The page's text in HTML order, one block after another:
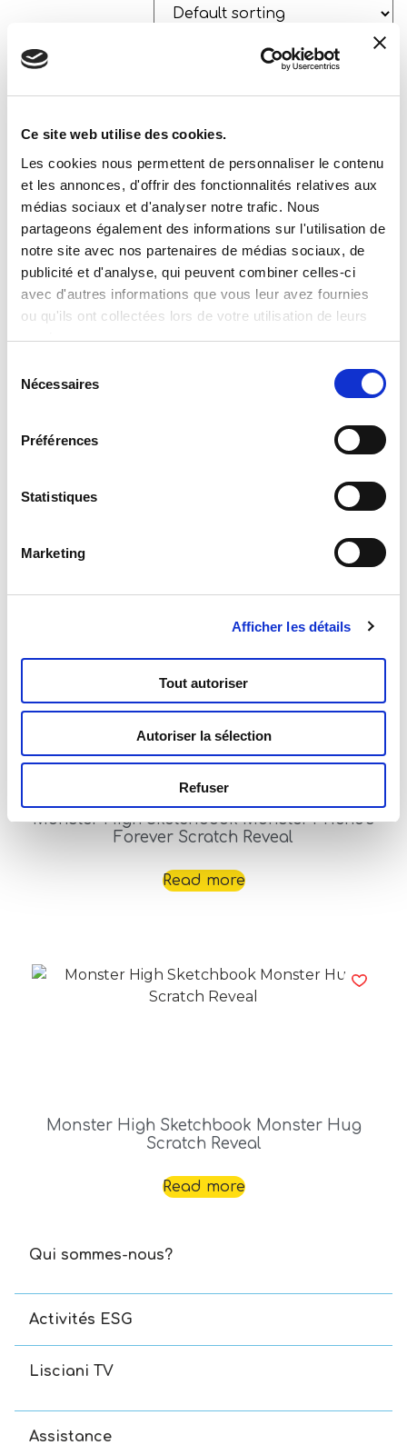
Ce site web utilise des cookies.
Les cookies nous permettent de personnaliser le contenu
et les annonces, d'offrir des fonctionnalités relatives aux
médias sociaux et d'analyser notre trafic. Nous
partageons également des informations sur l'utilisation de
notre site avec nos partenaires de médias sociaux, de
publicité et d'analyse, qui peuvent combiner celles-ci
avec d'autres informations que vous leur avez fournies
ou qu'ils ont collectées lors de votre utilisation de leurs
services.
Nécessaires
Préférences
Statistiques
Marketing
Afficher les détails
Tout autoriser
Autoriser la sélection
Refuser
Monster High Sketchbook Fangtastic
Make-Up
Read more
Monster High Sketchbook Monster Friends
Forever Scratch Reveal
Read more
Monster High Sketchbook Monster Hug
Scratch Reveal
Read more
Qui sommes-nous?
Activités ESG
Lisciani TV
Assistance